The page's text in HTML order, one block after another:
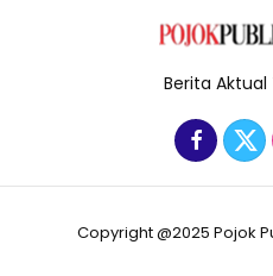
Berita
Copyright @2025 Pojok